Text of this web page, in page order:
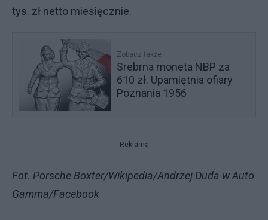
tys. zł netto miesięcznie.
Zobacz także
Srebrna moneta NBP za
610 zł. Upamiętnia ofiary
Poznania 1956
Reklama
Fot. Porsche Boxter/Wikipedia/Andrzej Duda w Auto
Gamma/Facebook